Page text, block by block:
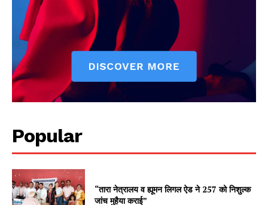
Popular
“तारा नेत्रालय व ह्यूमन लिगल ऐड ने 257 को निशुल्क
जांच मुहैया कराई”